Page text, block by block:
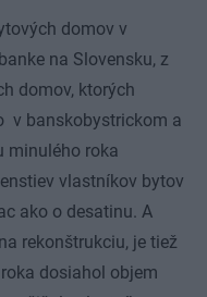
domov v
na Slovensku, z
domov, ktorých
v banskobystrickom a
minulého roka
vlastníkov bytov
ako o desatinu. A
rekonštrukciu, je tiež
dosiahol objem